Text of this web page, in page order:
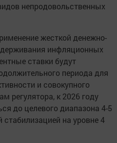
непродовольственных
жесткой денежно-
инфляционных
ставки будут
периода для
и совокупного
регулятора, к 2026 году
до целевого диапазона 4-5
на уровне 4